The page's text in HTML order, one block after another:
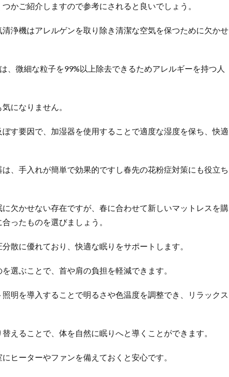
かご紹介しますので参考にされると良いでしょう。
浄機はアレルゲンを取り除き清潔な空気を保つために欠かせ
、微細な粒子を99%以上除去できるためアレルギーを持つ人
になりません。
す要因で、加湿器を使用することで適度な湿度を保ち、快適
、手入れが簡単で効果的ですし春先の花粉症対策にも役立ち
欠かせない存在ですが、春に合わせて新しいマットレスを購
ったものを選びましょう。
散に優れており、快適な眠りをサポートします。
選ぶことで、首や肩の負担を軽減できます。
明を導入することで明るさや色温度を調整でき、リラックス
えることで、体を自然に眠りへと導くことができます。
ヒーターやファンを備えておくと安心です。